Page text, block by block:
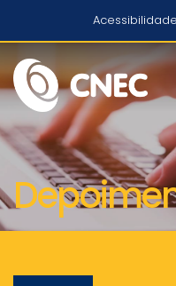
Acessibilidade